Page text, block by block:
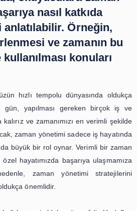
veya televizyon gibi
uzak durmalısınız.
ulaşmak için
şekilde kullanmak için, benzer
Örneğin, e-
yönetimi stratejisi de
Planlama, zamanınızı en
olur ve sizi beklenmedik
Planlama, ayrıca hedeflerinize